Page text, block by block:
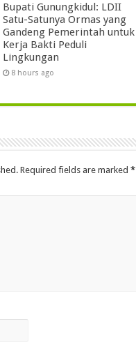
Bupati Gunungkidul: LDII
Satu-Satunya Ormas yang
Gandeng Pemerintah untuk
Kerja Bakti Peduli
Lingkungan
8 hours ago
Required fields are marked *